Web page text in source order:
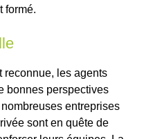
formé.
reconnue, les agents
bonnes perspectives
entreprises
sont en quête de